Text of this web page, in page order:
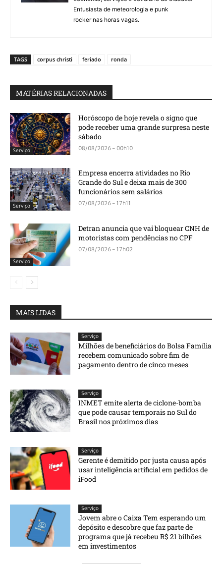
Entusiasta de meteorologia e punk
rocker nas horas vagas.
TAGS corpus christi feriado ronda
MATÉRIAS RELACIONADAS
Serviço
Horóscopo de hoje revela o signo que
pode receber uma grande surpresa neste
sábado
08/08/2026 - 00h10
Serviço
Empresa encerra atividades no Rio
Grande do Sul e deixa mais de 300
funcionários sem salários
07/08/2026 - 17h11
Serviço
Detran anuncia que vai bloquear CNH de
motoristas com pendências no CPF
07/08/2026 - 17h02
MAIS LIDAS
Serviço
Milhões de beneficiários do Bolsa Família
recebem comunicado sobre fim de
pagamento dentro de cinco meses
Serviço
INMET emite alerta de ciclone-bomba
que pode causar temporais no Sul do
Brasil nos próximos dias
Serviço
Gerente é demitido por justa causa após
usar inteligência artificial em pedidos de
iFood
Serviço
Jovem abre o Caixa Tem esperando um
depósito e descobre que faz parte de
programa que já recebeu R$ 21 bilhões
em investimentos